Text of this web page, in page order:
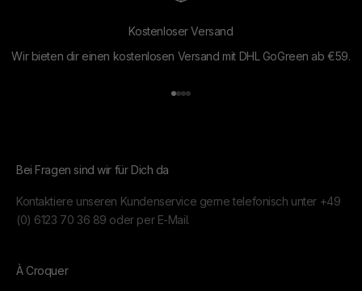
Kostenloser Versand
Wir bieten dir einen kostenlosen Versand mit DHL GoGreen ab €59.
Gehe zu Element 1
Gehe zu Element 2
Gehe zu Element 3
Gehe zu Element 4
Bei Fragen sind wir für Dich da
Kontaktiere unseren Kundenservice gerne telefonisch unter +49
(0) 6123 70 36 89 oder per E-Mail.
À Croquer